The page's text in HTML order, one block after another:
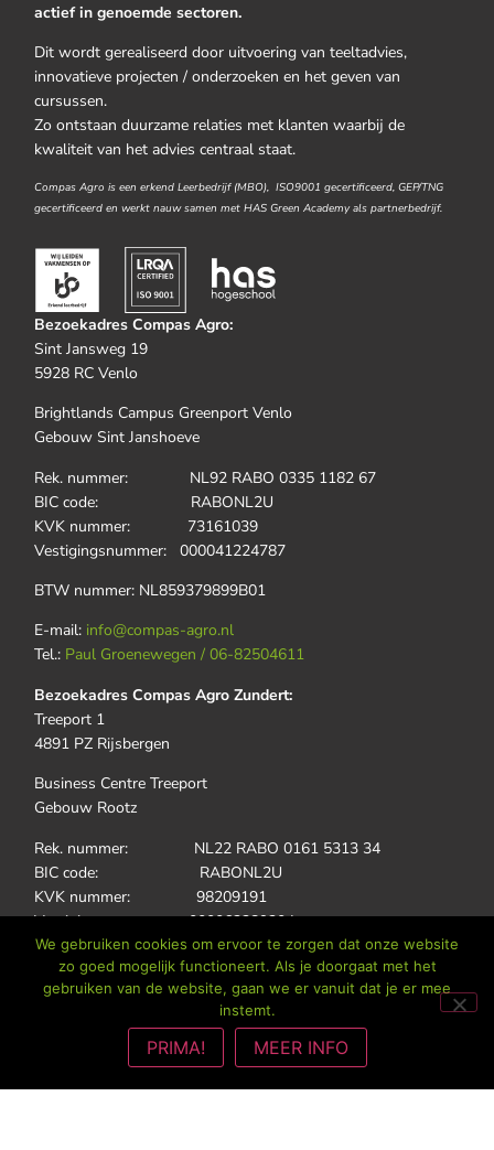
actief in genoemde sectoren.
Dit wordt gerealiseerd door uitvoering van teeltadvies,
innovatieve projecten / onderzoeken en het geven van
cursussen.
Zo ontstaan duurzame relaties met klanten waarbij de
kwaliteit van het advies centraal staat.
Compas Agro is een erkend Leerbedrijf (MBO), ISO9001 gecertificeerd, GEP/TNG
gecertificeerd en werkt nauw samen met HAS Green Academy als partnerbedrijf.
Bezoekadres Compas Agro:
Sint Jansweg 19
5928 RC Venlo
Brightlands Campus Greenport Venlo
Gebouw Sint Janshoeve
Rek. nummer: NL92 RABO 0335 1182 67
BIC code: RABONL2U
KVK nummer: 73161039
Vestigingsnummer: 000041224787
BTW nummer: NL859379899B01
E-mail: info@compas-agro.nl
Tel.: Paul Groenewegen / 06-82504611
Bezoekadres Compas Agro Zundert:
Treeport 1
4891 PZ Rijsbergen
Business Centre Treeport
Gebouw Rootz
Rek. nummer: NL22 RABO 0161 5313 34
BIC code: RABONL2U
KVK nummer: 98209191
Vestigingsnummer: 000063389304
BTW nummer: NL868400038B01
E-mail:
info@compas-agro.nl
Daan Jonkers / 06-82084598
We gebruiken cookies om ervoor te zorgen dat onze website
zo goed mogelijk functioneert. Als je doorgaat met het
gebruiken van de website, gaan we er vanuit dat je er mee
instemt.
PRIMA! MEER INFO